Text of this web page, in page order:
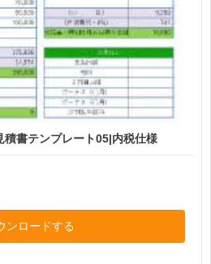
書テンプレート05|内税仕様
ンロードする